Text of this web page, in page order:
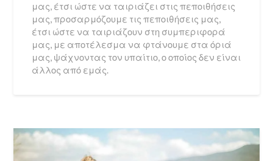
μας, έτσι ώστε να ταιριάζει στις πεποιθήσεις
μας, προσαρμόζουμε τις πεποιθήσεις μας,
έτσι ώστε να ταιριάζουν στη συμπεριφορά
μας, με αποτέλεσμα να φτάνουμε στα όριά
μας, ψάχνοντας τον υπαίτιο, ο οποίος δεν είναι
άλλος από εμάς.